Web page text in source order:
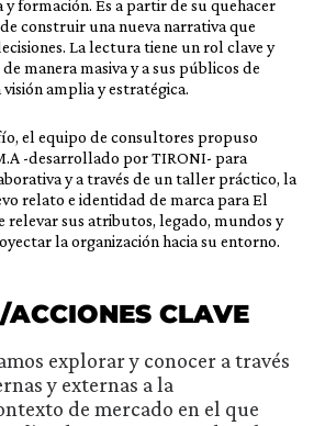
formación. Es a partir de su quehacer
construir una nueva narrativa que
La lectura tiene un rol clave y
manera masiva y a sus públicos de
amplia y estratégica.
el equipo de consultores propuso
-desarrollado por TIRONI- para
y a través de un taller práctico, la
relato e identidad de marca para El
relevar sus atributos, legado, mundos y
la organización hacia su entorno.
CLAVE
explorar y conocer a través
y externas a la
de mercado en el que